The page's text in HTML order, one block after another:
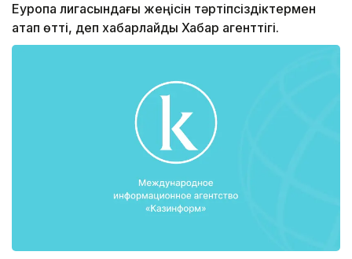
Еуропа лигасындағы жеңісін тәртіпсіздіктермен
атап өтті, деп хабарлайды Хабар агенттігі.